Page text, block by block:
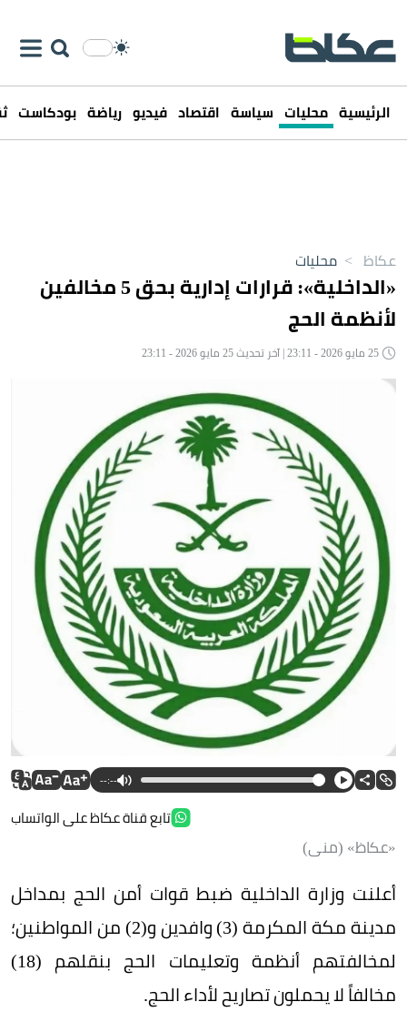
الرئيسية محليات سياسة اقتصاد فيديو رياضة بودكاست
عكاظ > محليات
«الداخلية»: قرارات إدارية بحق 5 مخالفين
لأنظمة الحج
--:--
تابع قناة عكاظ على الواتساب
«عكاظ» (منى)
أعلنت وزارة الداخلية ضبط قوات أمن الحج بمداخل
مدينة مكة المكرمة (3) وافدين و(2) من المواطنين؛
لمخالفتهم أنظمة وتعليمات الحج بنقلهم (18)
مخالفاً لا يحملون تصاريح لأداء الحج.